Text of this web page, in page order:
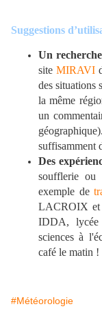
Suggestions
Un
site MIRAVI
des situations
la même
un
suffisamment
Des
soufflerie ou
exemple de
LACROIX et
IDDA,
sciences à
café le matin !
#Météorologie